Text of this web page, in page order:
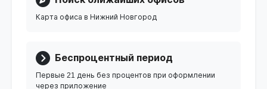
Карта офиса в Нижний Новгород
Беспроцентный период
Первые 21 день без процентов при оформлении
через приложение